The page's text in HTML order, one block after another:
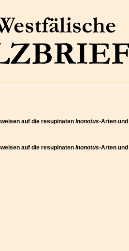
auf die resupinaten Inonotus-Arten und
auf die resupinaten Inonotus-Arten und